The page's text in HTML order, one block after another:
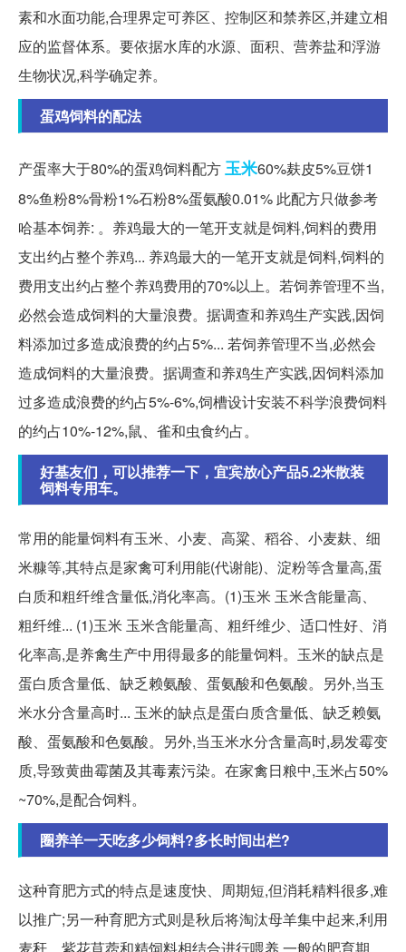
素和水面功能,合理界定可养区、控制区和禁养区,并建立相
应的监督体系。要依据水库的水源、面积、营养盐和浮游
生物状况,科学确定养。
蛋鸡饲料的配法
产蛋率大于80%的蛋鸡饲料配方玉米60%麸皮5%豆饼1
8%鱼粉8%骨粉1%石粉8%蛋氨酸0.01% 此配方只做参考
哈基本饲养: 。养鸡最大的一笔开支就是饲料,饲料的费用
支出约占整个养鸡... 养鸡最大的一笔开支就是饲料,饲料的
费用支出约占整个养鸡费用的70%以上。若饲养管理不当,
必然会造成饲料的大量浪费。据调查和养鸡生产实践,因饲
料添加过多造成浪费的约占5%... 若饲养管理不当,必然会
造成饲料的大量浪费。据调查和养鸡生产实践,因饲料添加
过多造成浪费的约占5%-6%,饲槽设计安装不科学浪费饲料
的约占10%-12%,鼠、雀和虫食约占。
好基友们，可以推荐一下，宜宾放心产品5.2米散装
饲料专用车。
常用的能量饲料有玉米、小麦、高粱、稻谷、小麦麸、细
米糠等,其特点是家禽可利用能(代谢能)、淀粉等含量高,蛋
白质和粗纤维含量低,消化率高。(1)玉米 玉米含能量高、
粗纤维... (1)玉米 玉米含能量高、粗纤维少、适口性好、消
化率高,是养禽生产中用得最多的能量饲料。玉米的缺点是
蛋白质含量低、缺乏赖氨酸、蛋氨酸和色氨酸。另外,当玉
米水分含量高时... 玉米的缺点是蛋白质含量低、缺乏赖氨
酸、蛋氨酸和色氨酸。另外,当玉米水分含量高时,易发霉变
质,导致黄曲霉菌及其毒素污染。在家禽日粮中,玉米占50%
~70%,是配合饲料。
圈养羊一天吃多少饲料?多长时间出栏?
这种育肥方式的特点是速度快、周期短,但消耗精料很多,难
以推广;另一种育肥方式则是秋后将淘汰母羊集中起来,利用